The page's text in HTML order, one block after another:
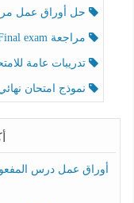
حل أوراق عمل مراجعة
مراجعة Preparation for the Final exam اللغة الإنجليزية الصف الرابع الفصل الثالث
تدريبات عامة
نموذج امتحان نهائي
أوراق عمل درس